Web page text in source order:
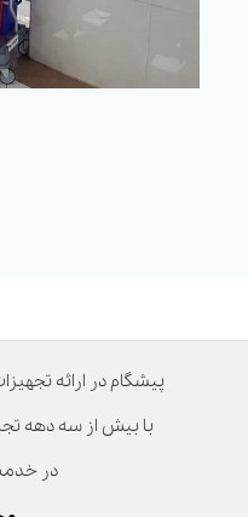
پیشگام در ارائه
با بیش از سه دهه
در